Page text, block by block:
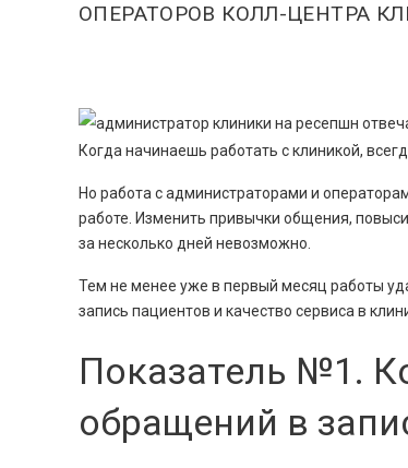
ОПЕРАТОРОВ КОЛЛ-ЦЕНТРА
Когда начинаешь работать с клиникой,
Но работа с администраторами и
работе. Изменить привычки общения,
за несколько дней невозможно.
Тем не менее уже в первый месяц работы
запись пациентов и качество сервиса в
Показатель №1.
обращений в